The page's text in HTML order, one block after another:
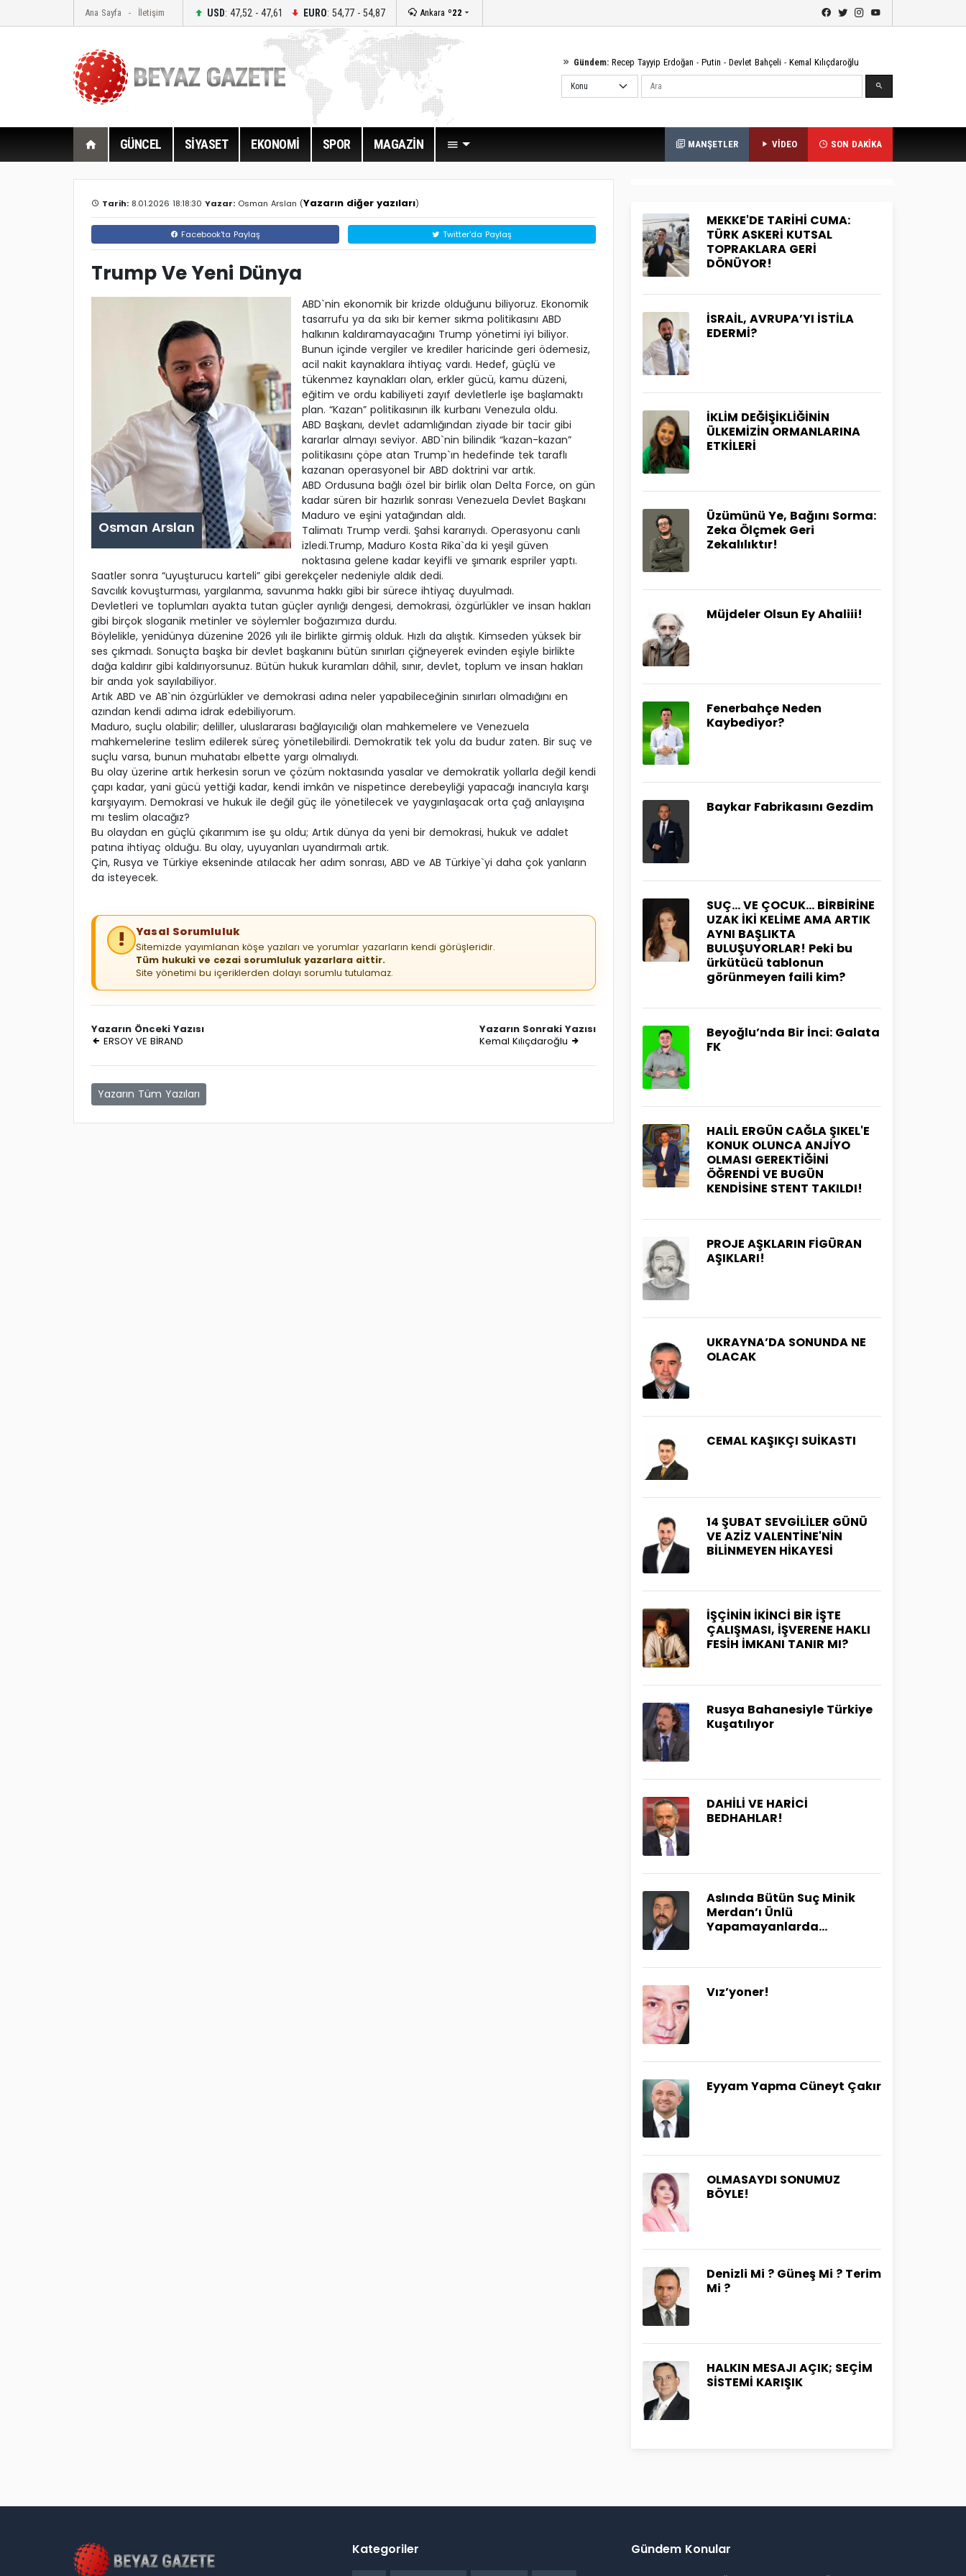
Ana Sayfa İletişim USD: 47,52 - 47,61 EURO: 54,77 - 54,87 Ankara º22
Gündem: Recep Tayyip Erdoğan - Putin - Devlet Bahçeli - Kemal Kılıçdaroğlu
Ara
GÜNCEL SİYASET EKONOMİ SPOR MAGAZİN MANŞETLER VİDEO SON DAKİKA
Tarih: 8.01.2026 18:18:30 Yazar: Osman Arslan (Yazarın diğer yazıları)
Facebook'ta Paylaş Twitter'da Paylaş
Trump Ve Yeni Dünya
Osman Arslan
ABD`nin ekonomik bir krizde olduğunu biliyoruz. Ekonomik
tasarrufu ya da sıkı bir kemer sıkma politikasını ABD
halkının kaldıramayacağını Trump yönetimi iyi biliyor.
Bunun içinde vergiler ve krediler haricinde geri ödemesiz,
acil nakit kaynaklara ihtiyaç vardı. Hedef, güçlü ve
tükenmez kaynakları olan, erkler gücü, kamu düzeni,
eğitim ve ordu kabiliyeti zayıf devletlerle işe başlamaktı
plan. “Kazan” politikasının ilk kurbanı Venezula oldu.
ABD Başkanı, devlet adamlığından ziyade bir tacir gibi
kararlar almayı seviyor. ABD`nin bilindik “kazan-kazan”
politikasını çöpe atan Trump`ın hedefinde tek taraflı
kazanan operasyonel bir ABD doktrini var artık.
ABD Ordusuna bağlı özel bir birlik olan Delta Force, on gün
kadar süren bir hazırlık sonrası Venezuela Devlet Başkanı
Maduro ve eşini yatağından aldı.
Talimatı Trump verdi. Şahsi kararıydı. Operasyonu canlı
izledi.Trump, Maduro Kosta Rika`da ki yeşil güven
noktasına gelene kadar keyifli ve şımarık espriler yaptı.
Saatler sonra “uyuşturucu karteli” gibi gerekçeler nedeniyle aldık dedi.
Savcılık kovuşturması, yargılanma, savunma hakkı gibi bir sürece ihtiyaç duyulmadı.
Devletleri ve toplumları ayakta tutan güçler ayrılığı dengesi, demokrasi, özgürlükler ve insan hakları
gibi birçok sloganik metinler ve söylemler boğazımıza durdu.
Böylelikle, yenidünya düzenine 2026 yılı ile birlikte girmiş olduk. Hızlı da alıştık. Kimseden yüksek bir
ses çıkmadı. Sonuçta başka bir devlet başkanını bütün sınırları çiğneyerek evinden eşiyle birlikte
dağa kaldırır gibi kaldırıyorsunuz. Bütün hukuk kuramları dâhil, sınır, devlet, toplum ve insan hakları
bir anda yok sayılabiliyor.
Artık ABD ve AB`nin özgürlükler ve demokrasi adına neler yapabileceğinin sınırları olmadığını en
azından kendi adıma idrak edebiliyorum.
Maduro, suçlu olabilir; deliller, uluslararası bağlayıcılığı olan mahkemelere ve Venezuela
mahkemelerine teslim edilerek süreç yönetilebilirdi. Demokratik tek yolu da budur zaten. Bir suç ve
suçlu varsa, bunun muhatabı elbette yargı olmalıydı.
Bu olay üzerine artık herkesin sorun ve çözüm noktasında yasalar ve demokratik yollarla değil kendi
çapı kadar, yani gücü yettiği kadar, kendi imkân ve nispetince derebeyliği yapacağı inancıyla karşı
karşıyayım. Demokrasi ve hukuk ile değil güç ile yönetilecek ve yaygınlaşacak orta çağ anlayışına
mı teslim olacağız?
Bu olaydan en güçlü çıkarımım ise şu oldu; Artık dünya da yeni bir demokrasi, hukuk ve adalet
patına ihtiyaç olduğu. Bu olay, uyuyanları uyandırmalı artık.
Çin, Rusya ve Türkiye ekseninde atılacak her adım sonrası, ABD ve AB Türkiye`yi daha çok yanların
da isteyecek.
Yasal Sorumluluk
Sitemizde yayımlanan köşe yazıları ve yorumlar yazarların kendi görüşleridir.
Tüm hukuki ve cezai sorumluluk yazarlara aittir.
Site yönetimi bu içeriklerden dolayı sorumlu tutulamaz.
Yazarın Önceki Yazısı
ERSOY VE BİRAND
Yazarın Sonraki Yazısı
Kemal Kılıçdaroğlu
Yazarın Tüm Yazıları
MEKKE'DE TARİHİ CUMA:
TÜRK ASKERİ KUTSAL
TOPRAKLARA GERİ
DÖNÜYOR!
İSRAİL, AVRUPA’YI İSTİLA
EDERMİ?
İKLİM DEĞİŞİKLİĞİNİN
ÜLKEMİZİN ORMANLARINA
ETKİLERİ
Üzümünü Ye, Bağını Sorma:
Zeka Ölçmek Geri
Zekalılıktır!
Müjdeler Olsun Ey Ahaliii!
Fenerbahçe Neden
Kaybediyor?
Baykar Fabrikasını Gezdim
SUÇ… VE ÇOCUK… BİRBİRİNE
UZAK İKİ KELİME AMA ARTIK
AYNI BAŞLIKTA
BULUŞUYORLAR! Peki bu
ürkütücü tablonun
görünmeyen faili kim?
Beyoğlu’nda Bir İnci: Galata
FK
HALİL ERGÜN CAĞLA ŞIKEL'E
KONUK OLUNCA ANJİYO
OLMASI GEREKTİĞİNİ
ÖĞRENDİ VE BUGÜN
KENDİSİNE STENT TAKILDI!
PROJE AŞKLARIN FİGÜRAN
AŞIKLARI!
UKRAYNA’DA SONUNDA NE
OLACAK
CEMAL KAŞIKÇI SUİKASTI
14 ŞUBAT SEVGİLİLER GÜNÜ
VE AZİZ VALENTİNE'NİN
BİLİNMEYEN HİKAYESİ
İŞÇİNİN İKİNCİ BİR İŞTE
ÇALIŞMASI, İŞVERENE HAKLI
FESİH İMKANI TANIR MI?
Rusya Bahanesiyle Türkiye
Kuşatılıyor
DAHİLİ VE HARİCİ
BEDHAHLAR!
Aslında Bütün Suç Minik
Merdan’ı Ünlü
Yapamayanlarda…
Vız’yoner!
Eyyam Yapma Cüneyt Çakır
OLMASAYDI SONUMUZ
BÖYLE!
Denizli Mi ? Güneş Mi ? Terim
Mi ?
HALKIN MESAJI AÇIK; SEÇİM
SİSTEMİ KARIŞIK
Kategoriler Gündem Konular